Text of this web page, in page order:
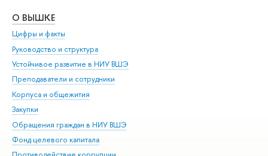
О ВЫШКЕ
Цифры и факты
Руководство и структура
Устойчивое развитие в НИУ ВШЭ
Преподаватели и сотрудники
Корпуса и общежития
Закупки
Обращения граждан в НИУ ВШЭ
Фонд целевого капитала